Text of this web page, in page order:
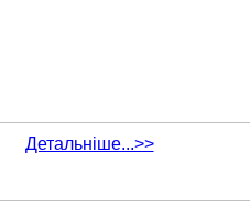
Детальніше...>>